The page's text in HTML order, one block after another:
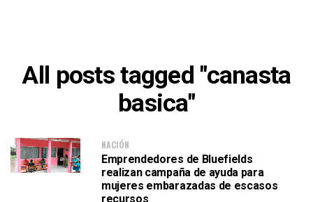
All posts tagged "canasta
basica"
NACIÓN
Emprendedores de Bluefields
realizan campaña de ayuda para
mujeres embarazadas de escasos
recursos